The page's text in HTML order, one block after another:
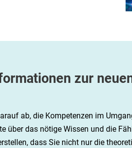
zur
ab, die Kompetenzen im
über das nötige Wissen und die
dass Sie nicht nur die